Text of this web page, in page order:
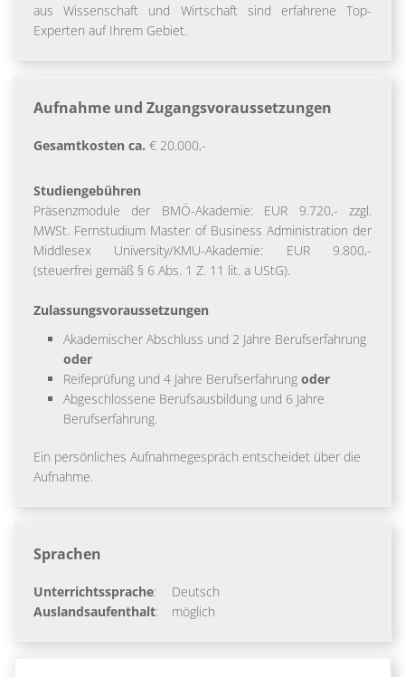
aus Wissenschaft und Wirtschaft sind erfahrene Top-
Experten auf Ihrem Gebiet.
Aufnahme und Zugangsvoraussetzungen
Gesamtkosten ca. € 20.000,-
Studiengebühren
Präsenzmodule der BMÖ-Akademie: EUR 9.720,- zzgl.
MWSt. Fernstudium Master of Business Administration der
Middlesex University/KMU-Akademie: EUR 9.800,-
(steuerfrei gemäß § 6 Abs. 1 Z. 11 lit. a UStG).
Zulassungsvoraussetzungen
Akademischer Abschluss und 2 Jahre Berufserfahrung
oder
Reifeprüfung und 4 Jahre Berufserfahrung oder
Abgeschlossene Berufsausbildung und 6 Jahre
Berufserfahrung.
Ein persönliches Aufnahmegespräch entscheidet über die
Aufnahme.
Sprachen
Unterrichtssprache:
Deutsch
Auslandsaufenthalt: möglich